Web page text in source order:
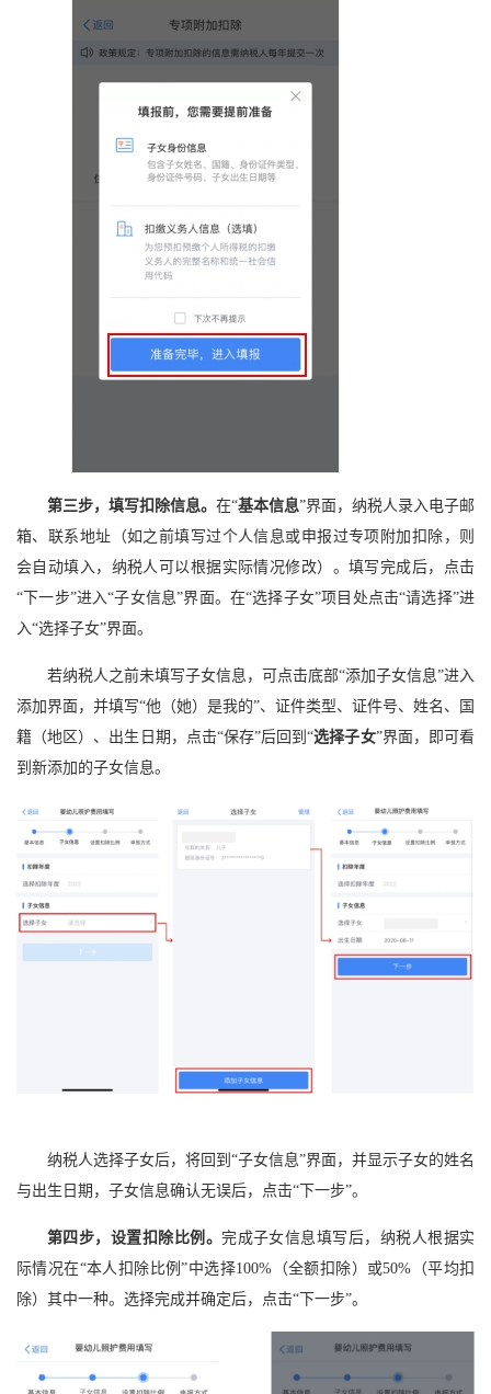
第三步，填写扣除信息。 在“基本信息”界面，纳税人录入电子邮
箱、联系地址（如之前填写过个人信息或申报过专项附加扣除，则
会自动填入，纳税人可以根据实际情况修改）。填写完成后，点击
“下一步”进入“子女信息”界面。在“选择子女”项目处点击“请选择”进
入“选择子女”界面。
若纳税人之前未填写子女信息，可点击底部“添加子女信息”进入
添加界面，并填写“他（她）是我的”、证件类型、证件号、姓名、国
籍（地区）、出生日期，点击“保存”后回到“选择子女”界面，即可看
到新添加的子女信息。
纳税人选择子女后，将回到“子女信息”界面，并显示子女的姓名
与出生日期，子女信息确认无误后，点击“下一步”。
第四步，设置扣除比例。完成子女信息填写后，纳税人根据实
际情况在“本人扣除比例”中选择100%（全额扣除）或50%（平均扣
除）其中一种。选择完成并确定后，点击“下一步”。